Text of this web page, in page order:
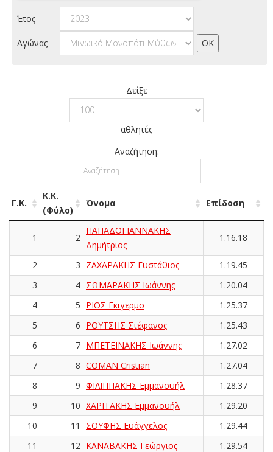
Έτος
Αγώνας
Δείξε
αθλητές
Αναζήτηση:
Γ.Κ.
Κ.Κ.
(Φύλο)
Όνομα Επίδοση
1 2
ΠΑΠΑΔΟΓΙΑΝΝΑΚΗΣ
Δημήτριος
1.16.18
2 3 ΖΑΧΑΡΑΚΗΣ Ευστάθιος
1.19.45
3
4 ΣΩΜΑΡΑΚΗΣ Ιωάννης
1.20.04
4
5 ΡΙΟΣ Γκιγερμο
1.25.37
5
6 ΡΟΥΤΣΗΣ Στέφανος
1.25.43
6
7 ΜΠΕΤΕΙΝΑΚΗΣ Ιωάννης
1.27.02
7
8 COMAN Cristian
1.27.04
8
9 ΦΙΛΙΠΠΑΚΗΣ Εμμανουήλ
1.28.37
9
10 ΧΑΡΙΤΑΚΗΣ Εμμανουήλ
1.29.20
10
11 ΣΟΥΦΗΣ Ευάγγελος
1.29.44
11
12 ΚΑΝΑΒΑΚΗΣ Γεώργιος
1.29.54